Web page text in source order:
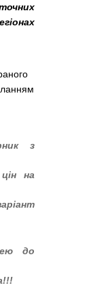
з
на
до
!